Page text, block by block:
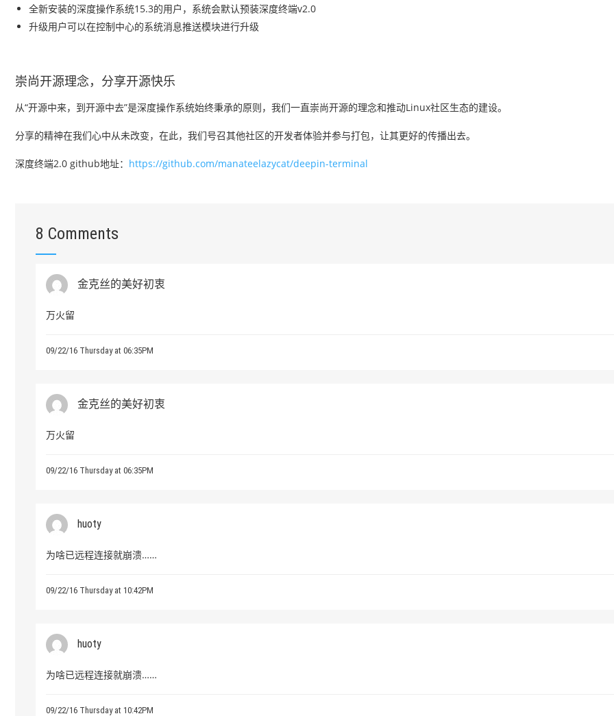
全新安装的深度操作系统15.3的用户，系统会默认预装深度终端v2.0
升级用户可以在控制中心的系统消息推送模块进行升级
崇尚开源理念，分享开源快乐
从“开源中来，到开源中去”是深度操作系统始终秉承的原则，我们一直崇尚开源的理念和推动Linux社区生态的建设。
分享的精神在我们心中从未改变，在此，我们号召其他社区的开发者体验并参与打包，让其更好的传播出去。
深度终端2.0 github地址： https://github.com/manateelazycat/deepin-terminal
8 Comments
金克丝的美好初衷
万火留
09/22/16 Thursday at 06:35PM
金克丝的美好初衷
万火留
09/22/16 Thursday at 06:35PM
huoty
为啥已远程连接就崩溃……
09/22/16 Thursday at 10:42PM
huoty
为啥已远程连接就崩溃……
09/22/16 Thursday at 10:42PM